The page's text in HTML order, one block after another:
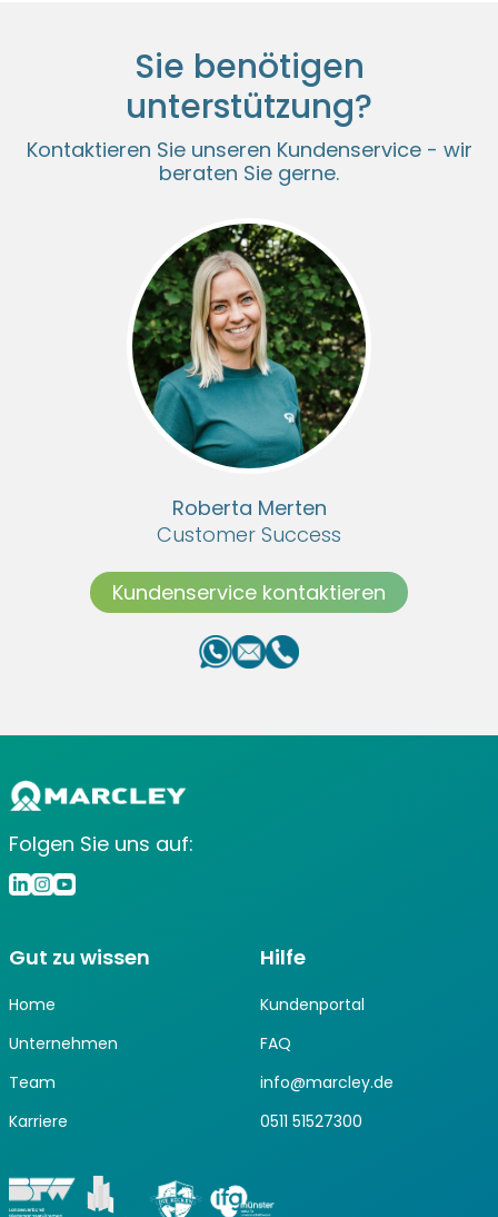
Sie benötigen
unterstützung?
Kontaktieren Sie unseren Kundenservice - wir
beraten Sie gerne.
Roberta Merten
Customer Success
Kundenservice kontaktieren
Folgen Sie uns auf:
Gut zu wissen
Home
Unternehmen
Team
Karriere
Hilfe
Kundenportal
FAQ
info@marcley.de
0511 51527300